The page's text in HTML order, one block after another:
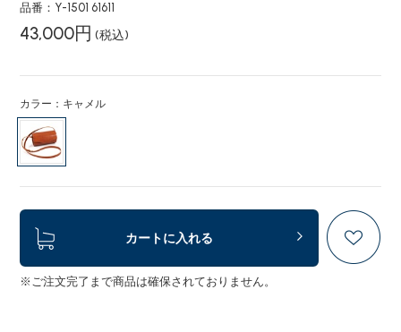
品番：Y-1501 61611
43,000円 (税込)
カラー：キャメル
カートに入れる
※ご注文完了まで商品は確保されておりません。